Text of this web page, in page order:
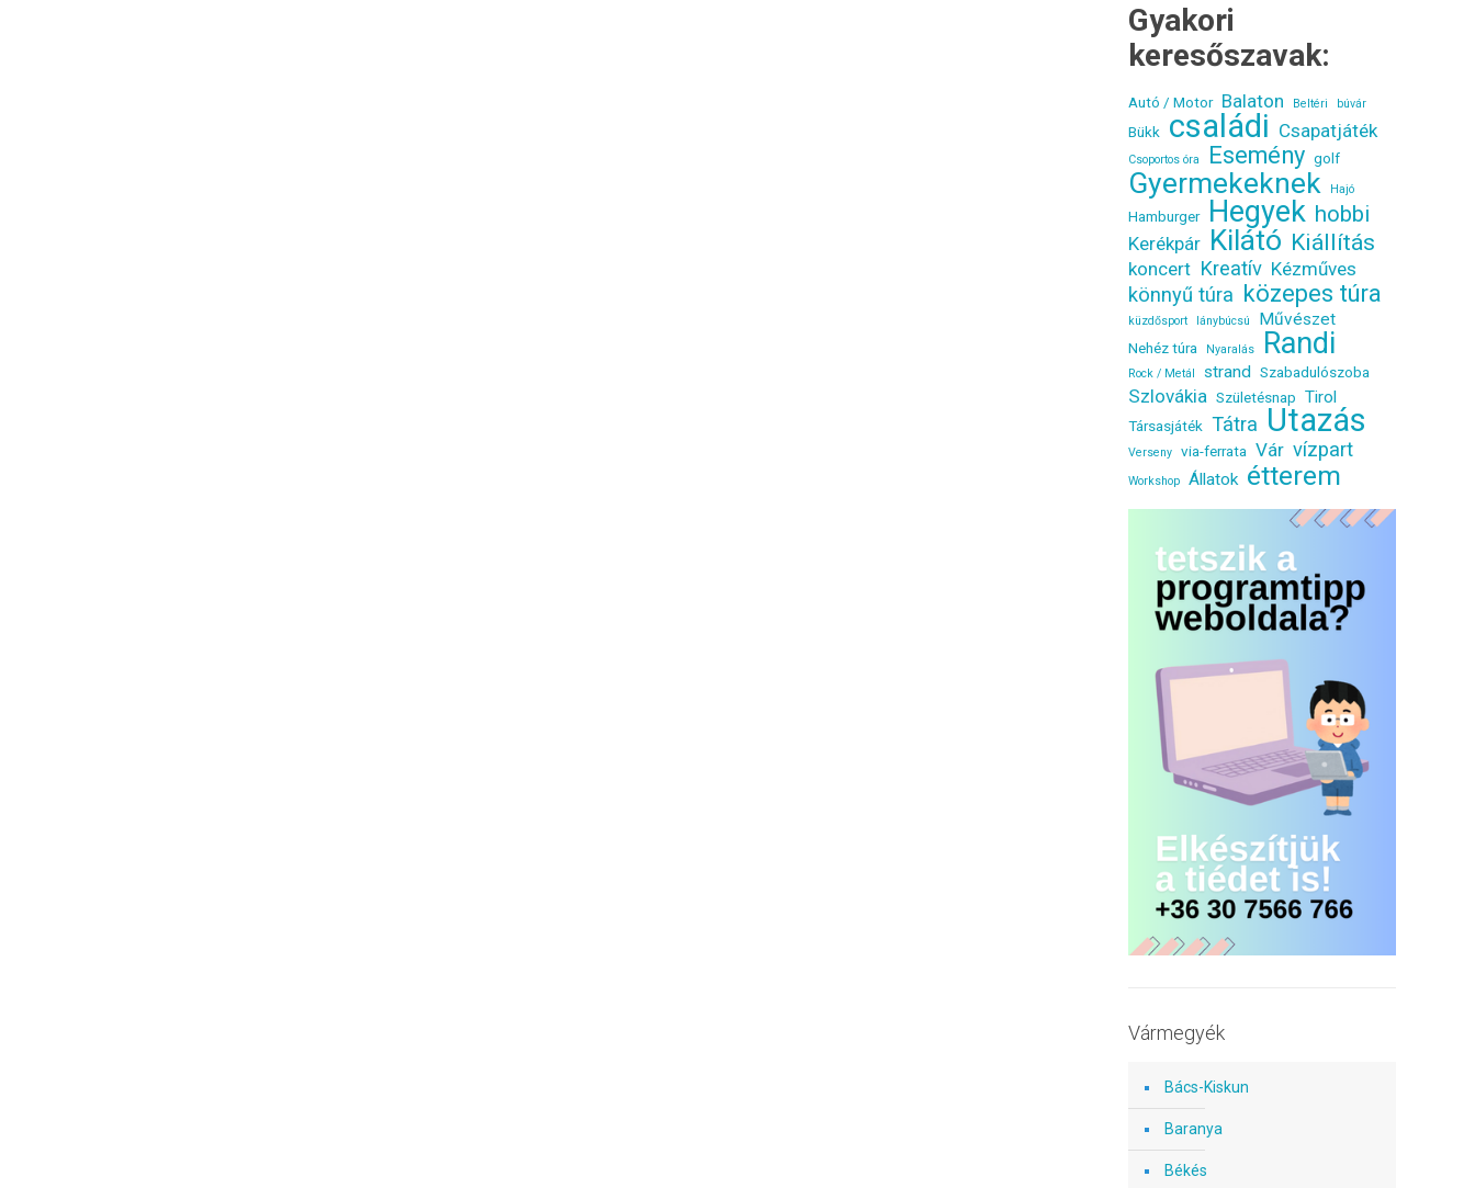
Gyakori
keresőszavak:
Autó / Motor Balaton Beltéri búvár
Bükk családi Csapatjáték
Csoportos óra Esemény golf
Gyermekeknek Hajó
Hamburger Hegyek hobbi
Kerékpár Kilátó Kiállítás
koncert Kreatív Kézműves
könnyű túra közepes túra
küzdősport lánybúcsú Művészet
Nehéz túra Nyaralás Randi
Rock / Metál strand Szabadulószoba
Szlovákia Születésnap Tirol
Társasjáték Tátra Utazás
Verseny via-ferrata Vár vízpart
Workshop Állatok étterem
Vármegyék
Bács-Kiskun
Baranya
Békés